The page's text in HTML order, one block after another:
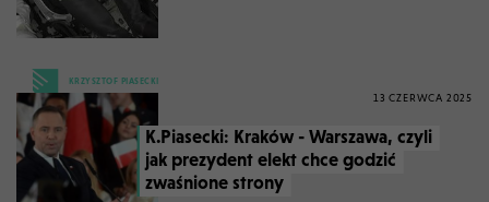
KRZYSZTOF PIASECKI
13 CZERWCA 2025
K.Piasecki: Kraków - Warszawa, czyli
jak prezydent elekt chce godzić
zwaśnione strony